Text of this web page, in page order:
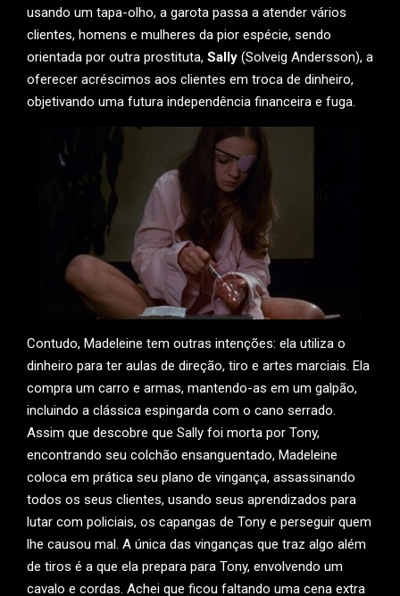
usando um tapa-olho, a garota passa a atender vários
clientes, homens e mulheres da pior espécie, sendo
orientada por outra prostituta, Sally (Solveig Andersson), a
oferecer acréscimos aos clientes em troca de dinheiro,
objetivando uma futura independência financeira e fuga.
Contudo, Madeleine tem outras intenções: ela utiliza o
dinheiro para ter aulas de direção, tiro e artes marciais. Ela
compra um carro e armas, mantendo-as em um galpão,
incluindo a clássica espingarda com o cano serrado.
Assim que descobre que Sally foi morta por Tony,
encontrando seu colchão ensanguentado, Madeleine
coloca em prática seu plano de vingança, assassinando
todos os seus clientes, usando seus aprendizados para
lutar com policiais, os capangas de Tony e perseguir quem
lhe causou mal. A única das vinganças que traz algo além
de tiros é a que ela prepara para Tony, envolvendo um
cavalo e cordas. Achei que ficou faltando uma cena extra